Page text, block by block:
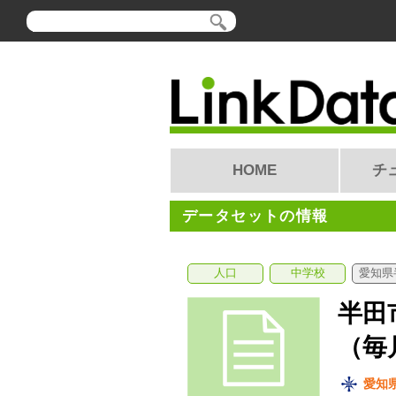
HOME チ
データセットの情報
人口 中学校 愛知県
半田
（
愛知